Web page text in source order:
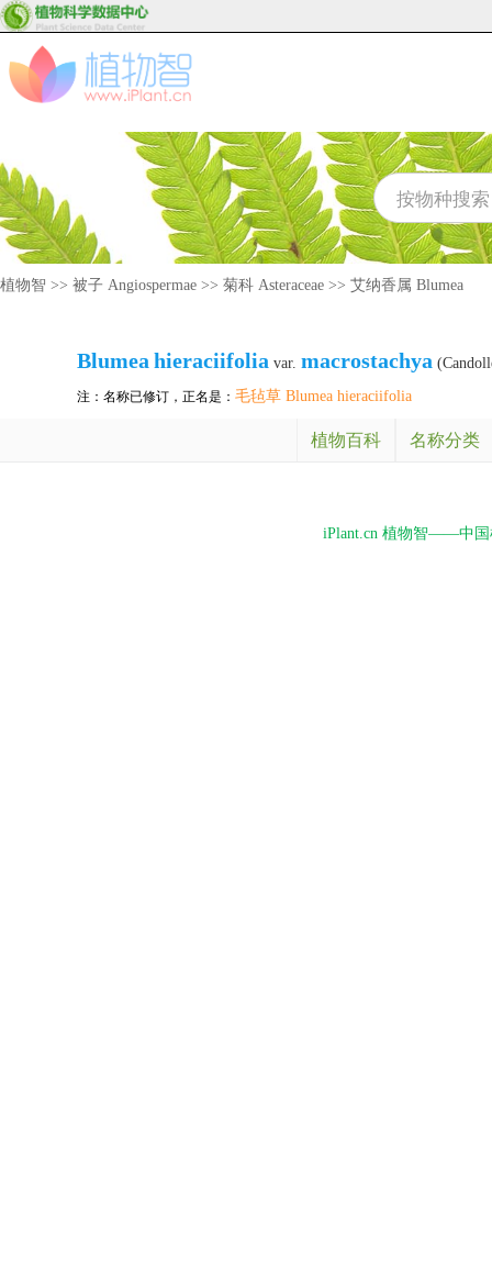
植物智 >> 被子 Angiospermae >> 菊科 Asteraceae >> 艾纳香属 Blumea
Blumea hieraciifolia var. macrostachya
注：名称已修订，正名是： 毛毡草 Blumea hieraciifolia
植物百科 名称分类
iPlant.cn 植物智——中国